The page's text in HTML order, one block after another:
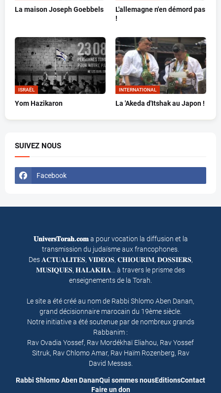
La maison Joseph Goebbels
L'allemagne n'en démord pas
!
ISRAËL
Yom Hazikaron
INTERNATIONAL
La 'Akeda d'Itshak au Japon !
SUIVEZ NOUS
Facebook
𝐔𝐧𝐢𝐯𝐞𝐫𝐬𝐓𝐨𝐫𝐚𝐡.𝐜𝐨𝐦a pour vocation la diffusion et la
transmission du judaïsme aux francophones.
Des 𝐀𝐂𝐓𝐔𝐀𝐋𝐈𝐓𝐄𝐒, 𝐕𝐈𝐃𝐄𝐎𝐒, 𝐂𝐇𝐈𝐎𝐔𝐑𝐈𝐌, 𝐃𝐎𝐒𝐒𝐈𝐄𝐑𝐒,
𝐌𝐔𝐒𝐈𝐐𝐔𝐄𝐒, 𝐇𝐀𝐋𝐀𝐊𝐇𝐀… à travers le prisme des
enseignements de la Torah.
Le site a été créé au nom de Rabbi Shlomo Aben Danan,
grand décisionnaire marocain du 19ème siècle.
Notre initiative a été soutenue par de nombreux grands
Rabbanim :
Rav Ovadia Yossef, Rav Mordékhaï Eliahou, Rav Yossef
Sitruk, Rav Chlomo Amar, Rav Haïm Rozenberg, Rav
David Messas.
Rabbi Shlomo Aben DananQui sommes nousEditionsContact
Faire un don